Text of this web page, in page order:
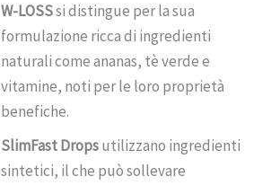
W-LOSSsi distingue per la sua
formulazione ricca di ingredienti
naturali come ananas, tè verde e
vitamine, noti per le loro proprietà
benefiche.
SlimFast Dropsutilizzano ingredienti
sintetici, il che può sollevare